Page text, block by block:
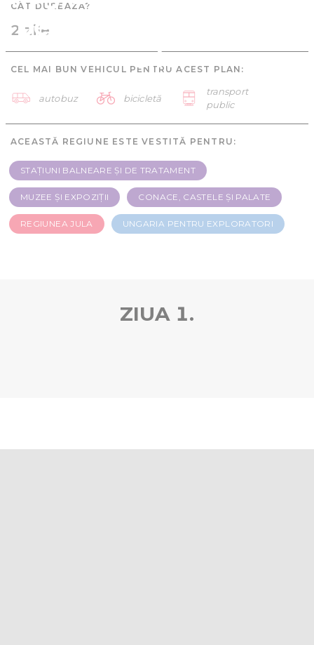
pentru exploratori - 2
zile
CÂT DUREAZĂ?
2 zile
CEL MAI BUN VEHICUL PENTRU ACEST PLAN:
autobuz bicicletă
transport
public
ACEASTĂ REGIUNE ESTE VESTITĂ PENTRU:
STAȚIUNI BALNEARE ȘI DE TRATAMENT
MUZEE ȘI EXPOZIȚII CONACE, CASTELE ȘI PALATE
REGIUNEA JULA UNGARIA PENTRU EXPLORATORI
ZIUA 1.